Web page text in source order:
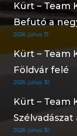
Kürt – Team
Befutó a
2026. július 31.
Kürt – Team
Földvár felé
2026. július 30.
Kürt – Team
2026. július 30.